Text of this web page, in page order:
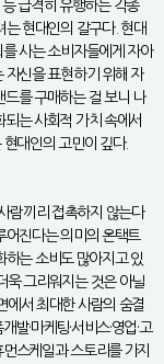
급격히 유행하는 각종
는 현대인의 갈구다. 현대
사는 소비자들에게 자아
자신을 표현하기 위해 자
드를 구매하는 걸 보니 나
는 사회적 가치 속에서
현대인의 고민이 깊다.
람끼리 접촉하지 않는다
어진다는 의미의 온택트
하는 소비도 많아지고 있
욱 그리워지는 것은 아닐
에서 최대한 사람의 숨결
·마케팅·서비스·영업·고
스케일과 스토리를 가지